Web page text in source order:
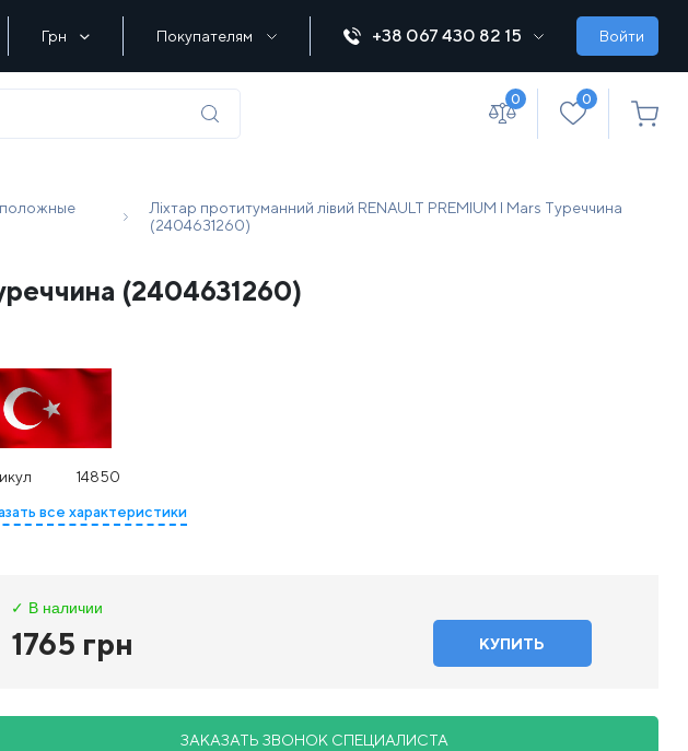
Грн Покупателям +38 067 430 82 15 Войти
0 0
Ліхтар протитуманний лівий RENAULT PREMIUM I Mars Туреччина
(2404631260)
(2404631260)
14850
все характеристики
✓ В наличии
1765 грн
ЗАКАЗАТЬ ЗВОНОК СПЕЦИАЛИСТА